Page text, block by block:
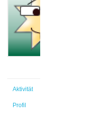
Aktivität
Profil